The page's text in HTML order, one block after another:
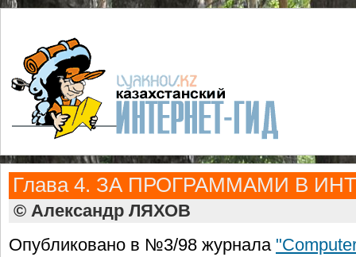
Глава 4. ЗА ПРОГРАММАМИ В
© Александр ЛЯХОВ
Опубликовано в №3/98 журнала